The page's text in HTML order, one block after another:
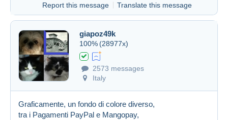
Report this message
Translate this message
giapoz49k
100% (28977x)
2573 messages
Italy
Graficamente, un fondo di colore diverso,
tra i Pagamenti PayPal e Mangopay,